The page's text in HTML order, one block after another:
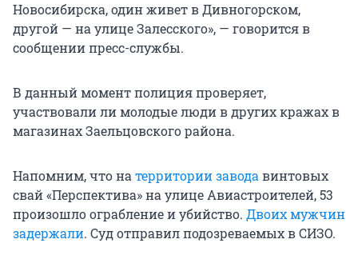
Новосибирска, один живет в Дивногорском,
другой — на улице Залесского», — говорится в
сообщении пресс-службы.
В данный момент полиция проверяет,
участвовали ли молодые люди в других кражах в
магазинах Заельцовского района.
Напомним, что натерритории заводавинтовых
свай «Перспектива» на улице Авиастроителей, 53
произошло ограбление и убийство. Двоих мужчин
задержали. Суд отправил подозреваемых в СИЗО.